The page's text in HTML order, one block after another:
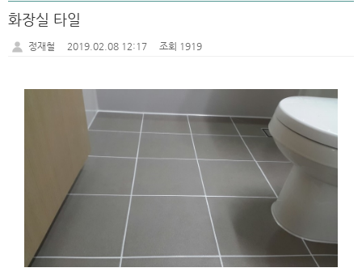
화장실 타일
정재철 2019.02.08 12:17 조회 1919